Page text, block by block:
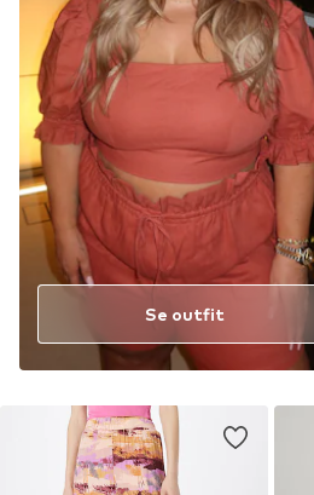
Se outfit